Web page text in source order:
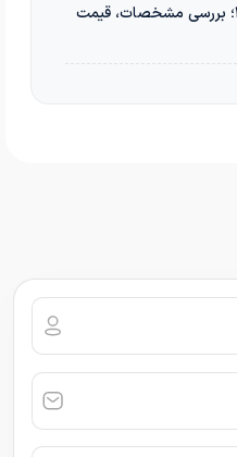
معرفی لوکانو L7 مدل ۱۴۰۴؛ بررسی مشخصات، قیمت